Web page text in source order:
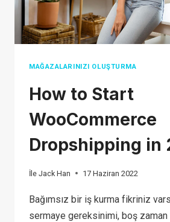
MAĞAZALARINIZI OLUŞTURMA
How to Start
WooCommerce
Dropshipping in
İle Jack Han 17 Haziran 2022
Bağımsız bir iş kurma fikriniz
sermaye gereksinimi, boş zaman